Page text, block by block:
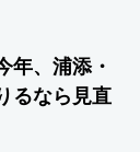
年、浦添・
るなら見直